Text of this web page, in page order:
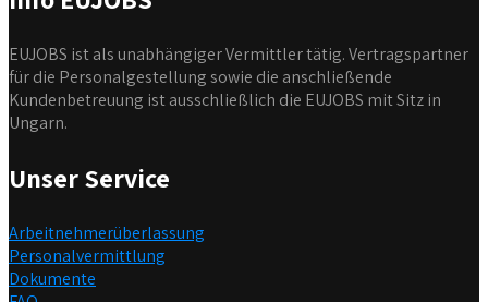
EUJOBS ist als unabhängiger Vermittler tätig. Vertragspartner
für die Personalgestellung sowie die anschließende
Kundenbetreuung ist ausschließlich die EUJOBS mit Sitz in
Ungarn.
Unser Service
Arbeitnehmerüberlassung
Personalvermittlung
Dokumente